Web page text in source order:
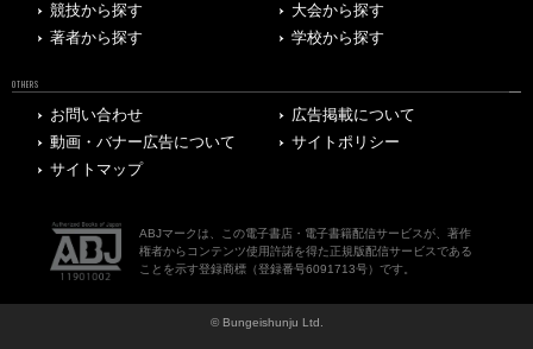
競技から探す
大会から探す
著者から探す
学校から探す
OTHERS
お問い合わせ
広告掲載について
動画・バナー広告について
サイトポリシー
サイトマップ
ABJマークは、この電子書店・電子書籍配信サービスが、著作
権者からコンテンツ使用許諾を得た正規版配信サービスである
ことを示す登録商標（登録番号6091713号）です。
© Bungeishunju Ltd.